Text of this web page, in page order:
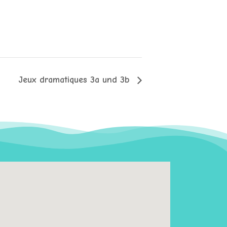
Jeux dramatiques 3a und 3b